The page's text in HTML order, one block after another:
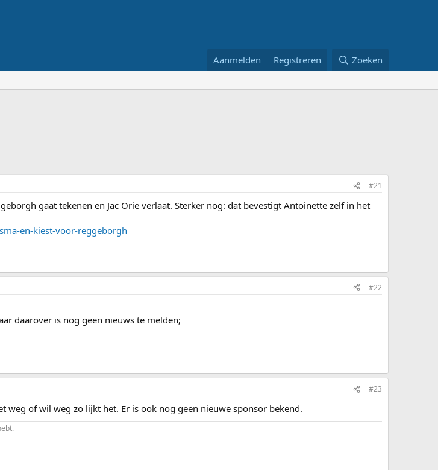
Aanmelden Registreren Zoeken
#21
gaat tekenen en Jac Orie verlaat. Sterker nog: dat bevestigt Antoinette zelf in het
en-kiest-voor-reggeborgh
#22
daarover is nog geen nieuws te melden;
#23
weg of wil weg zo lijkt het. Er is ook nog geen nieuwe sponsor bekend.